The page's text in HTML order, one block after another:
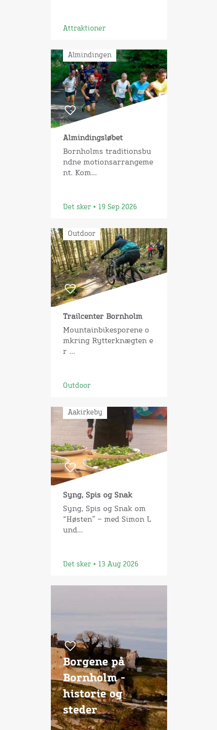
Attraktioner
Almindingen
Almindingsløbet
Bornholms traditionsbu
ndne motionsarrangeme
nt. Kom...
Det sker • 19 Sep 2026
Outdoor
Trailcenter Bornholm
Mountainbikesporene o
mkring Rytterknægten e
r ...
Outdoor
Aakirkeby
Syng, Spis og Snak
Syng, Spis og Snak om
“Høsten” – med Simon L
und...
Det sker • 13 Aug 2026
Borgene på
Bornholm -
historie og
steder